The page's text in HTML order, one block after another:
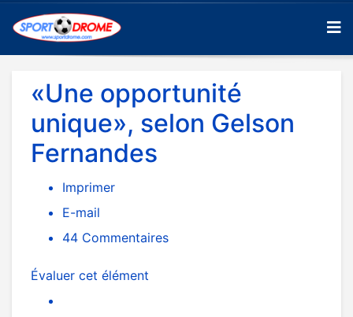
«Une opportunité
unique», selon Gelson
Fernandes
Imprimer
E-mail
44 Commentaires
Évaluer cet élément